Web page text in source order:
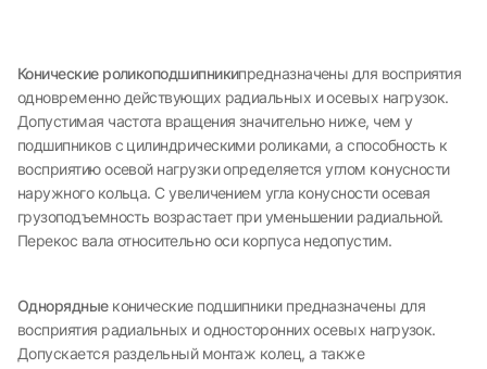
Конические роликоподшипникипредназначены для восприятия
одновременно действующих радиальных и осевых нагрузок.
Допустимая частота вращения значительно ниже, чем у
подшипников с цилиндрическими роликами, а способность к
восприятию осевой нагрузки определяется углом конусности
наружного кольца. С увеличением угла конусности осевая
грузоподъемность возрастает при уменьшении радиальной.
Перекос вала относительно оси корпуса недопустим.
Однорядные конические подшипники предназначены для
восприятия радиальных и односторонних осевых нагрузок.
Допускается раздельный монтаж колец, а также